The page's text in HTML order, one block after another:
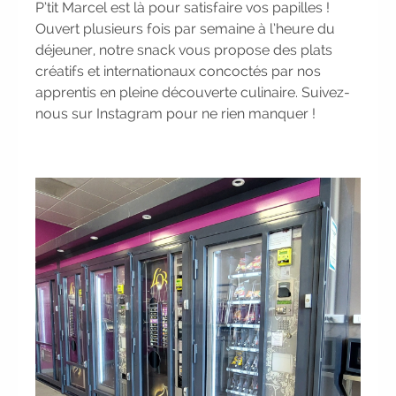
effectuez votre bilan de compétences
#IFAides découvrez nos aides
Participez à nos Jobs Datings -
entreprises, candidats, inscrivez-vous !
Participez à nosprochains
évènements 2026-2027
|
les dates
|
Trouvez votre
employeur :avec notre Job Board
Faites le point sur votre avenir pro :
effectuez votre bilan de compétences
#IFAides découvrez nos aides
|
Participez à nos Jobs Datings -
entreprises, candidats, inscrivez-vous !
Participez à nosprochains
évènements 2026-2027
|
Candidatez pour la rentrée 2026
|
P’tit Marcel est là pour satisfaire vos papilles !
Ouvert plusieurs fois par semaine à l’heure du
déjeuner, notre snack vous propose des plats
créatifs et internationaux concoctés par nos
apprentis en pleine découverte culinaire. Suivez-
nous sur Instagram pour ne rien manquer !